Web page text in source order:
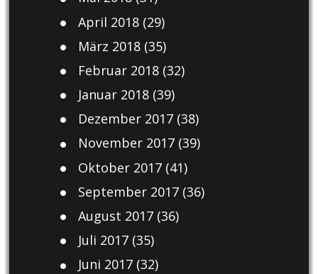
April 2018(29)
März 2018(35)
Februar 2018(32)
Januar 2018(39)
Dezember 2017(38)
November 2017(39)
Oktober 2017(41)
September 2017(36)
August 2017(36)
Juli 2017(35)
Juni 2017(32)